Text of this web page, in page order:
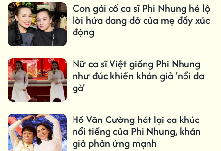
Con gái cố ca sĩ Phi Nhung hé lộ
lời hứa dang dở của mẹ đầy xúc
động
Nữ ca sĩ Việt giống Phi Nhung
như đúc khiến khán giả 'nổi da
gà'
Hồ Văn Cường hát lại ca khúc
nổi tiếng của Phi Nhung, khán
giả phản ứng mạnh